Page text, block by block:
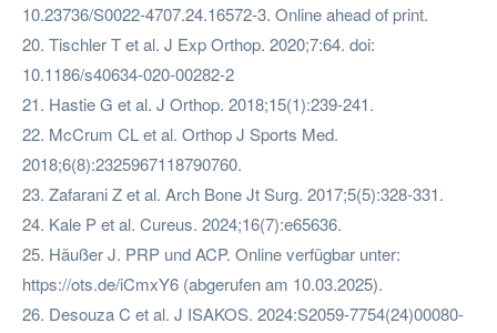
10.23736/S0022-4707.24.16572-3. Online ahead of print.
20. Tischler T et al. J Exp Orthop. 2020;7:64. doi:
10.1186/s40634-020-00282-2
21. Hastie G et al. J Orthop. 2018;15(1):239-241.
22. McCrum CL et al. Orthop J Sports Med.
2018;6(8):2325967118790760.
23. Zafarani Z et al. Arch Bone Jt Surg. 2017;5(5):328-331.
24. Kale P et al. Cureus. 2024;16(7):e65636.
25. Häußer J. PRP und ACP. Online verfügbar unter:
https://ots.de/iCmxY6 (abgerufen am 10.03.2025).
26. Desouza C et al. J ISAKOS. 2024:S2059-7754(24)00080-